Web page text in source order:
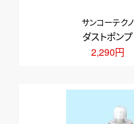
ダストポンプ
サンコーテクノ
2,290円